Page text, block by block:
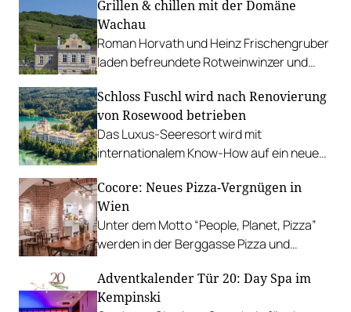
Grillen & chillen mit der Domäne
Wachau
Roman Horvath und Heinz Frischengruber
laden befreundete Rotweinwinzer und
BBQ. Den Auftakt macht Albert
Gesellmann.
Schloss Fuschl wird nach Renovierung
von Rosewood betrieben
Das Luxus-Seeresort wird mit
internationalem Know-How auf ein neues
eröffnen.
Cocore: Neues Pizza-Vergnügen in
Wien
Unter dem Motto “People, Planet, Pizza”
werden in der Berggasse Pizza und
gebacken.
Adventkalender Tür 20: Day Spa im
Kempinski